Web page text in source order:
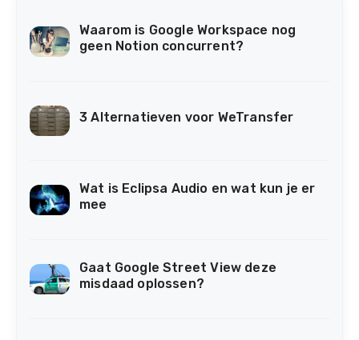
Waarom is Google Workspace nog
geen Notion concurrent?
3 Alternatieven voor WeTransfer
Wat is Eclipsa Audio en wat kun je er
mee
Gaat Google Street View deze
misdaad oplossen?